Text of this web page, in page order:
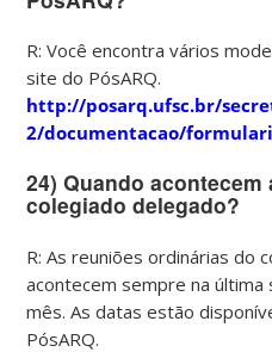
R: Você encontra vários
site do PósARQ.
http://posarq.ufsc.br/
2/documentacao/
24) Quando
colegiado delegado?
R: As reuniões ordinárias do
acontecem sempre na última
mês. As datas estão
PósARQ.